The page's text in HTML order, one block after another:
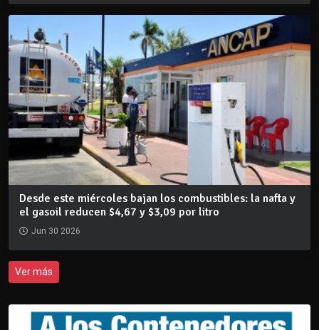
Desde este miércoles bajan los combustibles: la nafta y
el gasoil reducen $4,67 y $3,09 por litro
Jun 30 2026
Ver más